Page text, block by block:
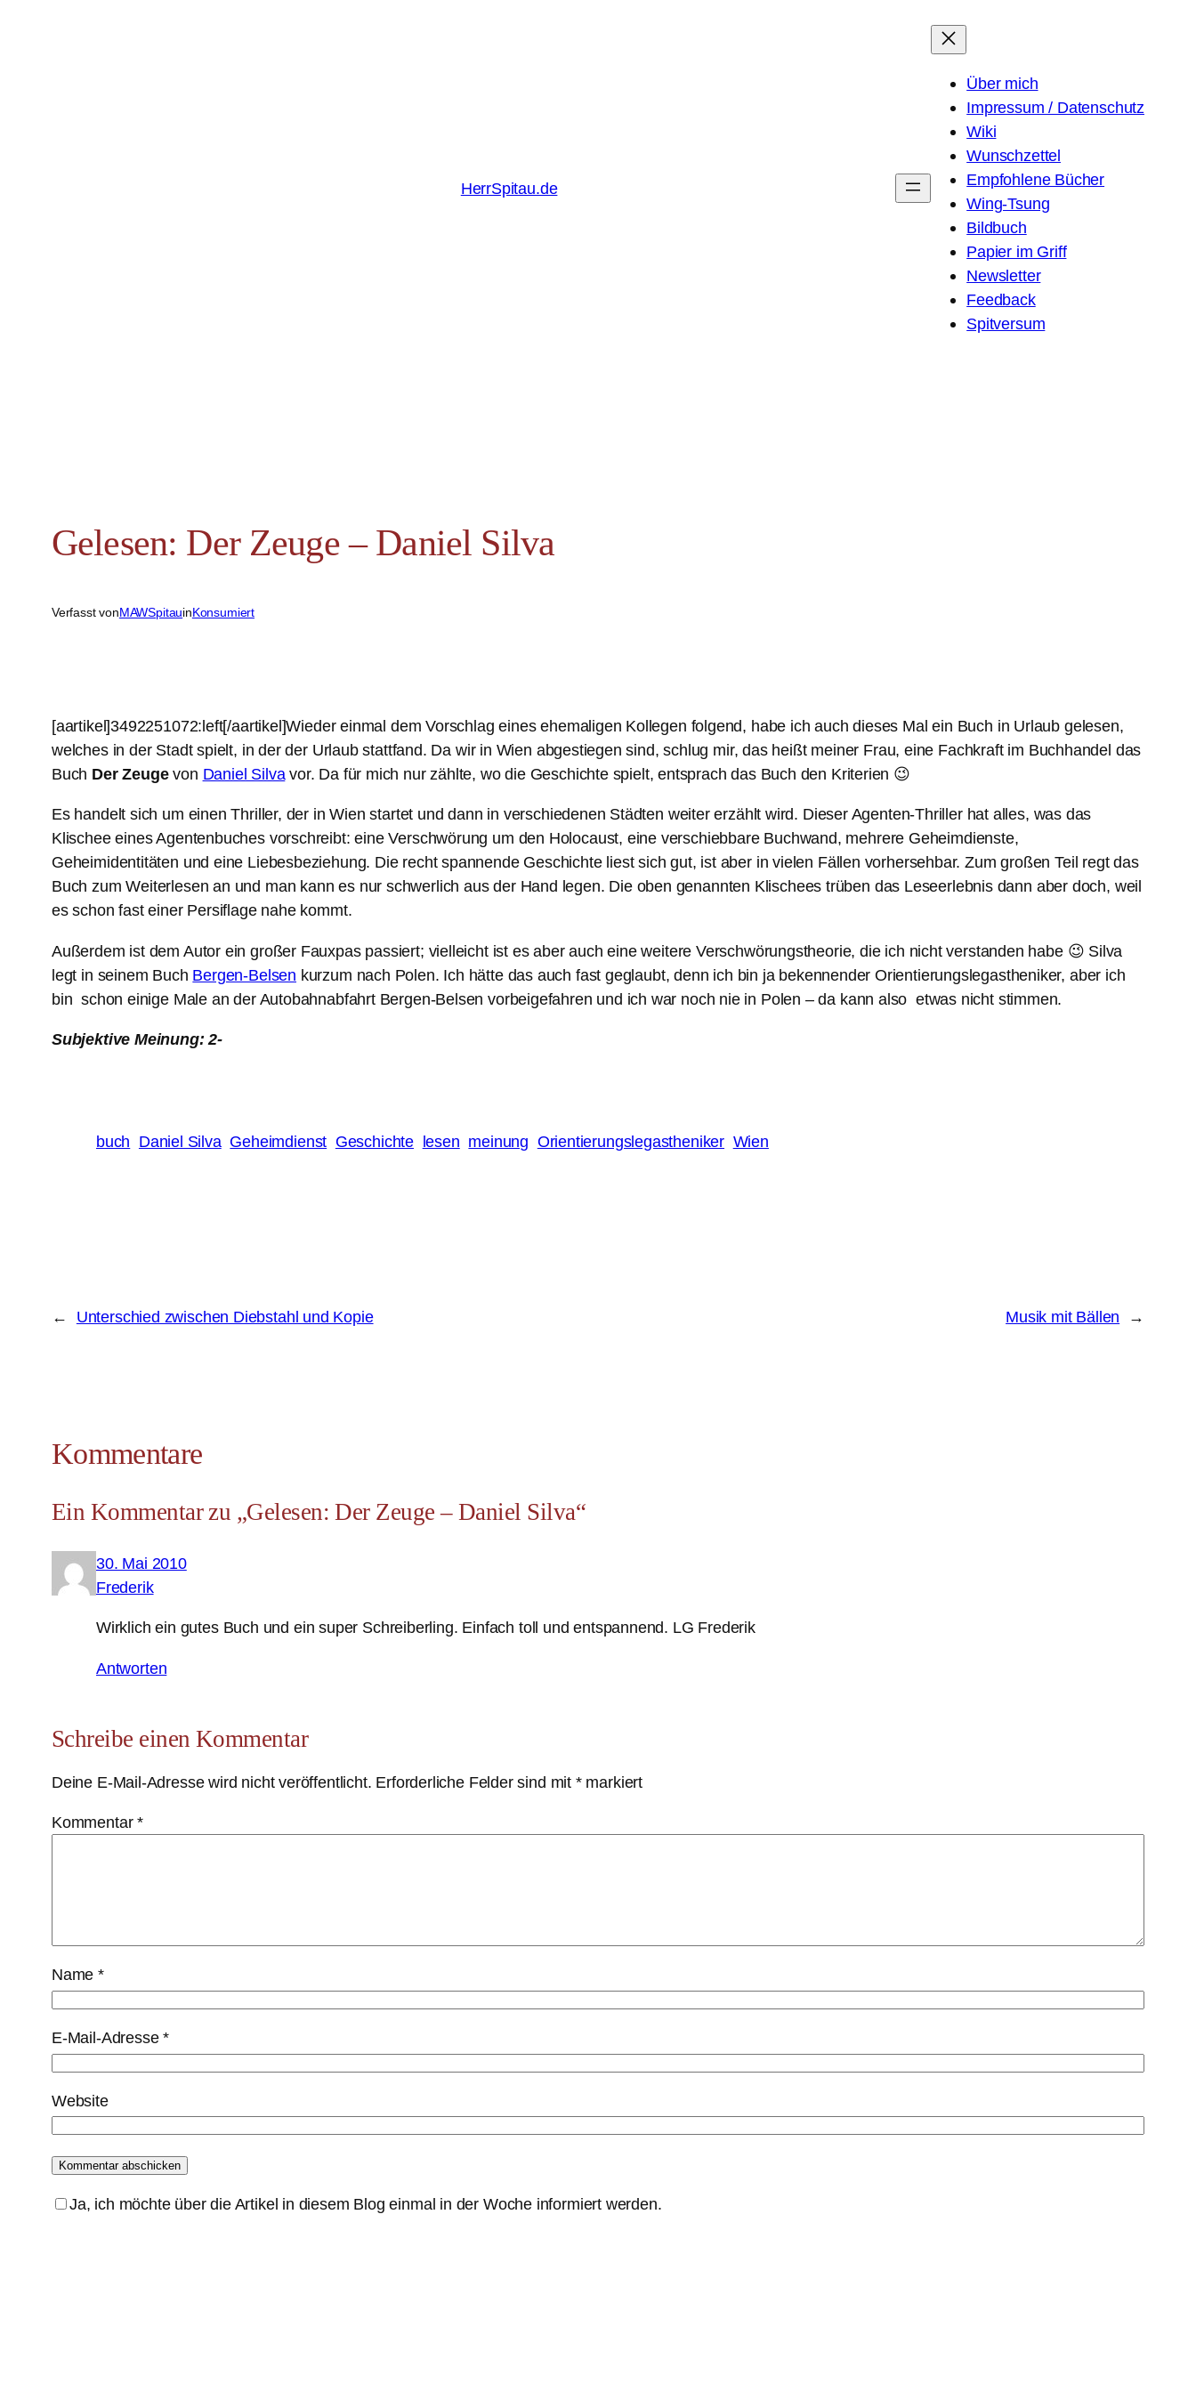
HerrSpitau.de
Über mich
Impressum / Datenschutz
Wiki
Wunschzettel
Empfohlene Bücher
Wing-Tsung
Bildbuch
Papier im Griff
Newsletter
Feedback
Spitversum
Gelesen: Der Zeuge – Daniel Silva
Verfasst vonMAWSpitauinKonsumiert
[aartikel]3492251072:left[/aartikel]Wieder einmal dem Vorschlag eines ehemaligen Kollegen folgend, habe ich auch dieses Mal ein Buch in Urlaub gelesen,
welches in der Stadt spielt, in der der Urlaub stattfand. Da wir in Wien abgestiegen sind, schlug mir, das heißt meiner Frau, eine Fachkraft im Buchhandel das
Buch Der Zeugevon Daniel Silvavor. Da für mich nur zählte, wo die Geschichte spielt, entsprach das Buch den Kriterien 😉
Es handelt sich um einen Thriller, der in Wien startet und dann in verschiedenen Städten weiter erzählt wird. Dieser Agenten-Thriller hat alles, was das
Klischee eines Agentenbuches vorschreibt: eine Verschwörung um den Holocaust, eine verschiebbare Buchwand, mehrere Geheimdienste,
Geheimidentitäten und eine Liebesbeziehung. Die recht spannende Geschichte liest sich gut, ist aber in vielen Fällen vorhersehbar. Zum großen Teil regt das
Buch zum Weiterlesen an und man kann es nur schwerlich aus der Hand legen. Die oben genannten Klischees trüben das Leseerlebnis dann aber doch, weil
es schon fast einer Persiflage nahe kommt.
Außerdem ist dem Autor ein großer Fauxpas passiert; vielleicht ist es aber auch eine weitere Verschwörungstheorie, die ich nicht verstanden habe 😉 Silva
legt in seinem Buch Bergen-Belsen kurzum nach Polen. Ich hätte das auch fast geglaubt, denn ich bin ja bekennender Orientierungslegastheniker, aber ich
bin schon einige Male an der Autobahnabfahrt Bergen-Belsen vorbeigefahren und ich war noch nie in Polen – da kann also etwas nicht stimmen.
Subjektive Meinung: 2-
buch Daniel Silva Geheimdienst Geschichte lesen meinung Orientierungslegastheniker Wien
← Unterschied zwischen Diebstahl und Kopie Musik mit Bällen →
Kommentare
Ein Kommentar zu „Gelesen: Der Zeuge – Daniel Silva“
30. Mai 2010
Frederik
Wirklich ein gutes Buch und ein super Schreiberling. Einfach toll und entspannend. LG Frederik
Antworten
Schreibe einen Kommentar
Deine E-Mail-Adresse wird nicht veröffentlicht. Erforderliche Felder sind mit *markiert
Kommentar*
Name*
E-Mail-Adresse*
Website
Ja, ich möchte über die Artikel in diesem Blog einmal in der Woche informiert werden.